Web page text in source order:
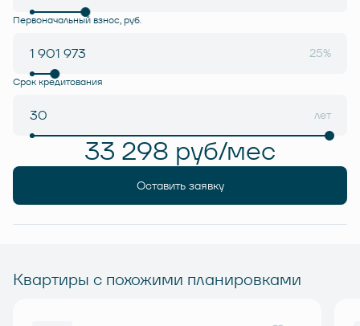
Первоначальный взнос, руб.
25%
Срок кредитования
лет
33 298 руб/мес
Оставить заявку
Квартиры с похожими планировками